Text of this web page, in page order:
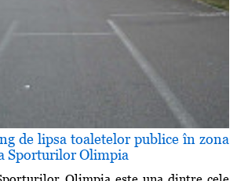
de lipsa toaletelor publice în zona
Sporturilor Olimpia